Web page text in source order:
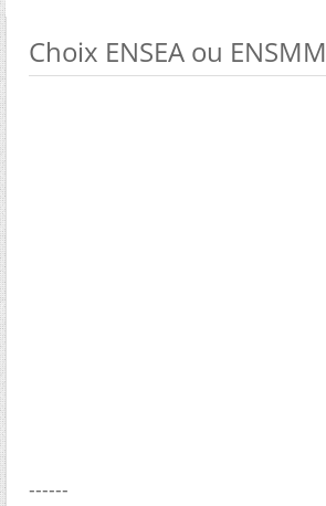
Choix ENSEA ou ENSMM
------